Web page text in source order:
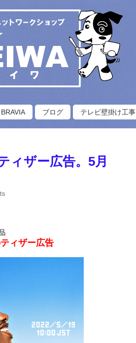
BRAVIA ブログ テレビ壁掛け工事
ィザー広告。5月
ィザー広告